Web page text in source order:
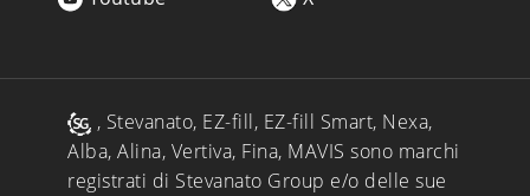
, Stevanato, EZ-fill, EZ-fill Smart, Nexa,
Alba, Alina, Vertiva, Fina, MAVIS sono marchi
registrati di Stevanato Group e/o delle sue